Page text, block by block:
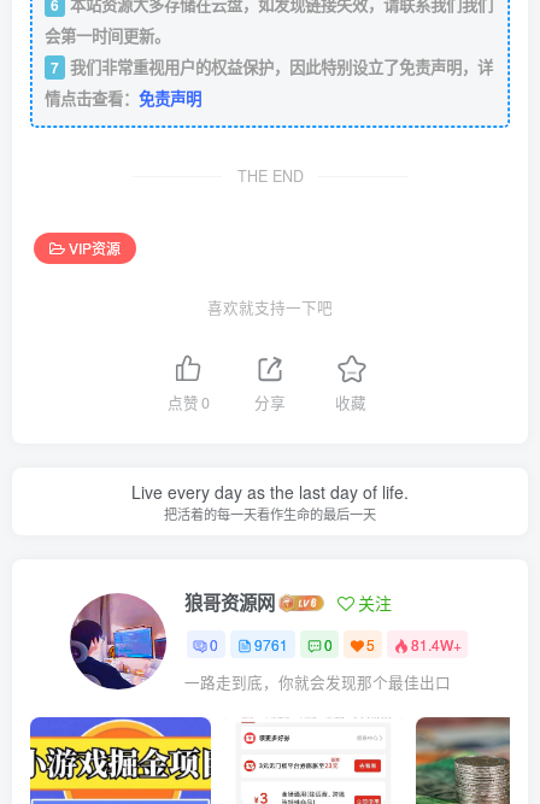
6
会第一时间更新。
7 我们非常重视用户的权益保护，因此特别设立了免责声明，详
情点击查看： 免责声明
THE END
VIP资源
喜欢就支持一下吧
点赞0 分享 收藏
Live every day as the last day of life.
把活着的每一天看作生命的最后一天
狼哥资源网 关注
0 9761 0 5 81.4W+
一路走到底，你就会发现那个最佳出口